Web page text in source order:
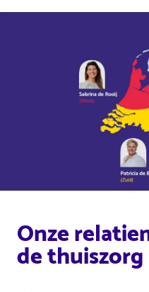
Onze
de thuiszorg